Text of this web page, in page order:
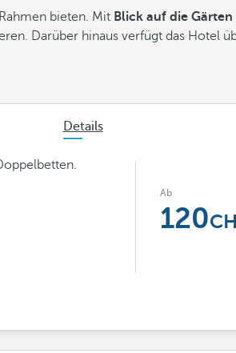
bieten. Mit Blick auf die
Darüber hinaus verfügt das Hotel
Details
Ab
120